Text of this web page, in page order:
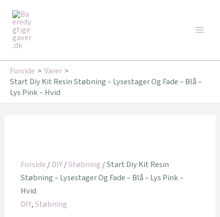
indholdet
Forside
Varer
Start Diy Kit Resin Støbning – Lysestager Og Fade – Blå –
Lys Pink – Hvid
Tilbud!
Forside/DIY/Støbning/ Start Diy Kit Resin
Støbning – Lysestager Og Fade – Blå – Lys Pink –
Hvid
DIY,Støbning
379,95 kr..309,95 kr..
Tilbud!
Tilbud!
129,95 kr..89,95 kr..